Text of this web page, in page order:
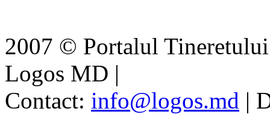
2007 © Portalul
Logos MD |
Contact: info@logos.md |